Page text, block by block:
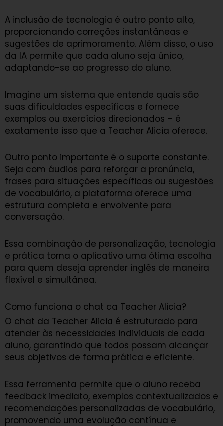
A inclusão de tecnologia é outro ponto alto,
proporcionando correções instantâneas e
sugestões de aprimoramento. Além disso, o uso
da IA permite que cada aluno seja único,
adaptando-se ao progresso do aluno.
Imagine um sistema que entende quais são
suas dificuldades específicas e fornece
exemplos ou exercícios direcionados – é
exatamente isso que a Teacher Alicia oferece.
Outro ponto importante é o suporte constante.
Seja com áudios para reforçar a pronúncia,
frases para situações específicas ou sugestões
de vocabulário, a plataforma oferece uma
estrutura completa e envolvente para
conversação.
Essa combinação de personalização, tecnologia
e prática torna o aplicativo uma ótima escolha
para quem deseja aprender inglês de maneira
flexível e simultânea.
Como funciona o chat da Teacher Alicia?
O chat da Teacher Alicia é estruturado para
atender às necessidades individuais de cada
aluno, garantindo que todos possam alcançar
seus objetivos de forma prática e eficiente.
Essa ferramenta permite que o aluno receba
feedback imediato, exemplos contextualizados e
recomendações personalizadas de vocabulário,
promovendo uma evolução contínua e